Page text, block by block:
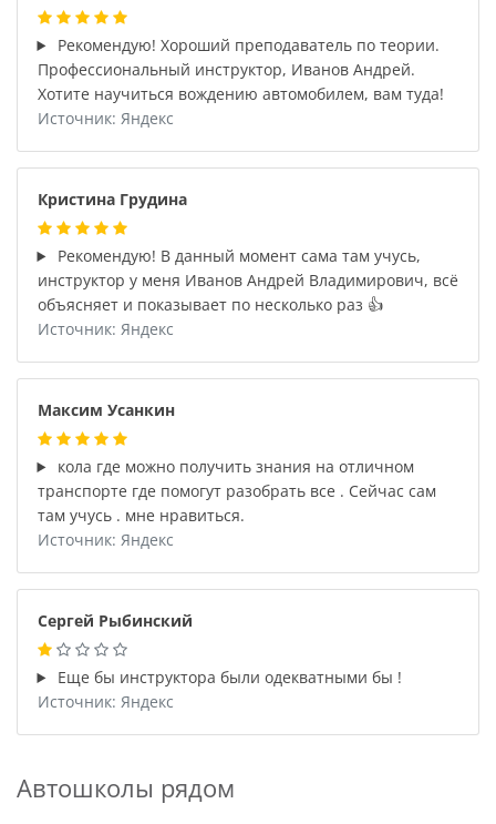
Рекомендую! Хороший преподаватель по теории.
Профессиональный инструктор, Иванов Андрей.
Хотите научиться вождению автомобилем, вам туда!
Источник: Яндекс
Кристина Грудина
Рекомендую! В данный момент сама там учусь,
инструктор у меня Иванов Андрей Владимирович, всё
объясняет и показывает по несколько раз 👍
Источник: Яндекс
Максим Усанкин
кола где можно получить знания на отличном
транспорте где помогут разобрать все . Сейчас сам
там учусь . мне нравиться.
Источник: Яндекс
Сергей Рыбинский
Еще бы инструктора были одекватными бы !
Источник: Яндекс
Автошколы рядом